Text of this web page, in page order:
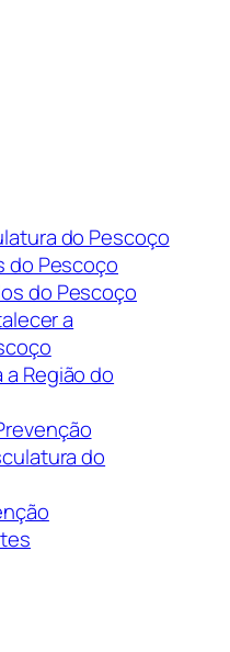
do Pescoço
do Pescoço
do Pescoço
a
Região do
do